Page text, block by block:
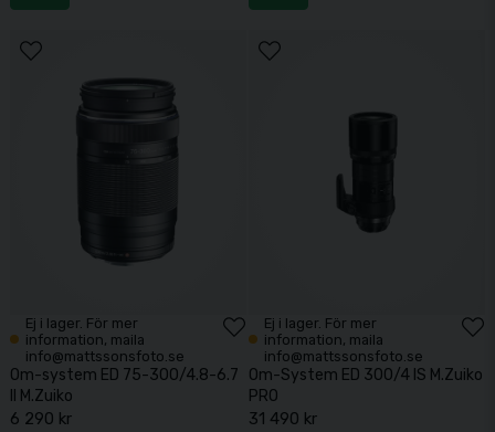
Ej i lager. För mer
information, maila
info@mattssonsfoto.se
Om-system ED 75-300/4.8-6.7
II M.Zuiko
6 290 kr
Ej i lager. För mer
information, maila
info@mattssonsfoto.se
Om-System ED 300/4 IS M.Zuiko
PRO
31 490 kr